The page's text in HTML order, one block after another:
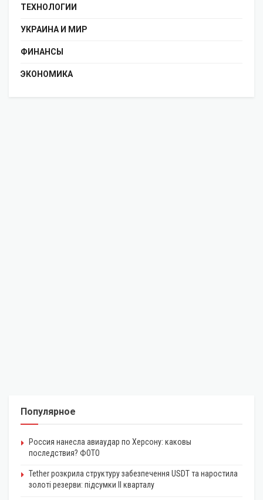
ТЕХНОЛОГИИ
УКРАИНА И МИР
ФИНАНСЫ
ЭКОНОМИКА
Популярное
Россия нанесла авиаудар по Херсону: каковы
последствия? ФОТО
Tether розкрила структуру забезпечення USDT та наростила
золоті резерви: підсумки II кварталу